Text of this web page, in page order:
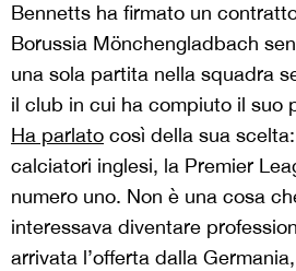
Bennetts ha firmato un
Borussia Mönchengladbach
una sola partita nella squadra
il club in cui ha compiuto il suo
Ha parlato così della sua
calciatori inglesi, la Premier
numero uno. Non è una cosa
interessava diventare
arrivata l’offerta dalla